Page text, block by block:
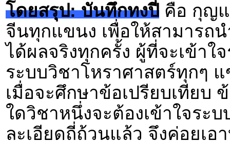
โดยสรุป: บันทึกทงปี่ คือ กุญ
จีนทุกแขนง เพื่อให้สามารถ
ได้ผลจริงทุกครั้ง ผู้ที่จะเข้าใ
ระบบวิชาโหราศาสตร์ทุกๆ
เมื่อจะศึกษาข้อเปรียบเทียบ
ใดวิชาหนึ่งจะต้องเข้าใจระ
ละเอียดถี่ถ้วนแล้ว จึงค่อยเอ